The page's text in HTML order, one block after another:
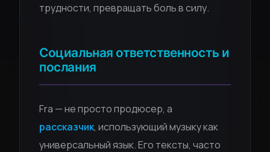
трудности, превращать боль в силу.
Социальная ответственность и
послания
Fra — не просто продюсер, а
рассказчик, использующий музыку как
универсальный язык. Его тексты, часто